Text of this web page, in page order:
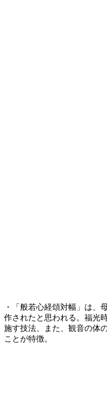
・「般若心経頌対幅」は、
作されたと思われる。福光
施す技法、また、観音の体
ことが特徴。